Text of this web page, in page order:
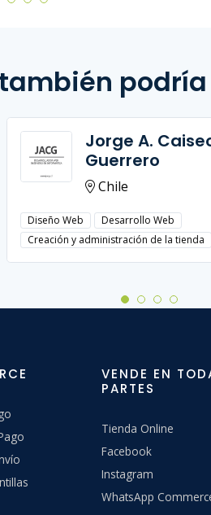
Jorge A.
Guerrero
Chile
Diseño Web
Desarrollo Web
Creación y administración de la tienda
VENDE EN
PARTES
Tienda Online
Facebook
Instagram
WhatsApp